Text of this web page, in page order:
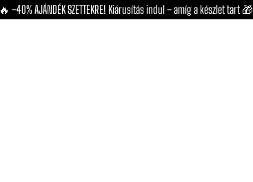
🔥 –40% AJÁNDÉK SZETTEKRE! Kiárusítás indul – amíg a készlet tart 🎁